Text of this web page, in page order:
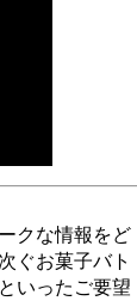
クな情報をど
ぐお菓子バト
いったご要望